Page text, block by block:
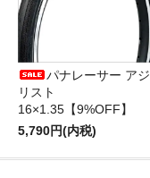
パナレーサー アジ
リスト
16×1.35【9%OFF】
5,790円(内税)